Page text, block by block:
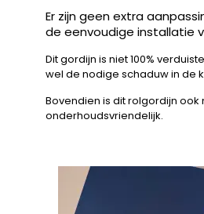
Er zijn geen extra
de eenvoudige installatie
Dit gordijn is niet 100%
wel de nodige schaduw in de
Bovendien is dit rolgordijn ook
onderhoudsvriendelijk.